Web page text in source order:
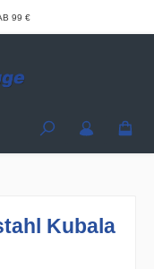
99 €
Kubala